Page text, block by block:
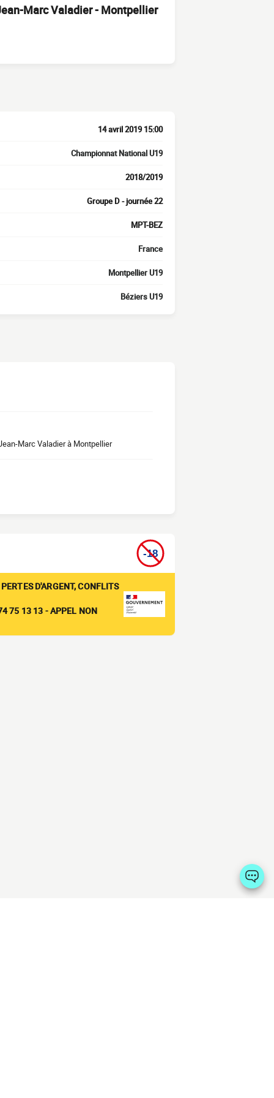
Marc Valadier - Montpellier
14 avril 2019 15:00
Championnat National U19
2018/2019
Groupe D - journée 22
MPT-BEZ
France
Montpellier U19
Béziers U19
Marc Valadier à Montpellier
D'ARGENT, CONFLITS
75 13 13 - APPEL NON